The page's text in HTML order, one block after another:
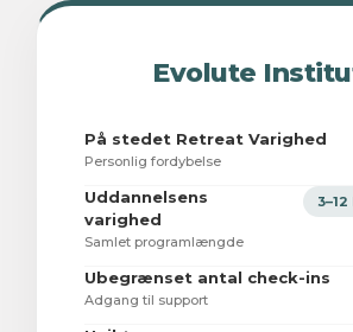
Evolute
På stedet Retreat Varighed
Personlig fordybelse
Uddannelsens
varighed
Samlet programlængde
3–12
Ubegrænset antal check-ins
Adgang til support